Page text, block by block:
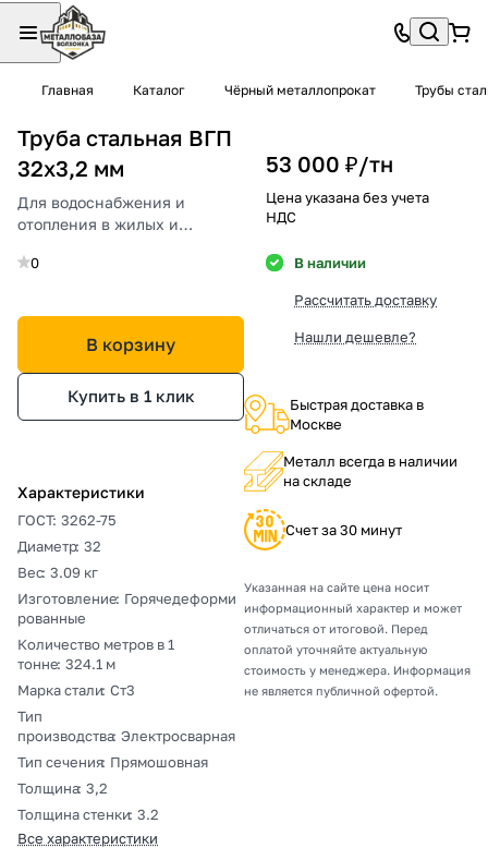
Главная Каталог Чёрный металлопрокат Трубы
Труба стальная ВГП
32х3,2 мм
Для водоснабжения и
отопления в жилых и
0
В корзину
Купить в 1 клик
Характеристики
ГОСТ: 3262-75
Диаметр: 32
Вес: 3.09 кг
Изготовление: Горячедеформи
рованные
Количество метров в 1
тонне: 324.1 м
Марка стали: Ст3
Тип
производства: Электросварная
Тип сечения: Прямошовная
Толщина: 3,2
Толщина стенки: 3.2
Все характеристики
53 000 ₽/тн
Цена указана без учета
НДС
В наличии
Рассчитать доставку
Нашли дешевле?
Быстрая доставка в
Москве
Металл всегда в наличии
на складе
Счет за 30 минут
Указанная на сайте цена носит
информационный характер и может
отличаться от итоговой. Перед
оплатой уточняйте актуальную
стоимость у менеджера. Информация
не является публичной офертой.